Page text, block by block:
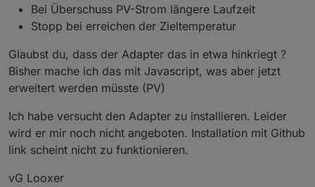
Bei Überschuss PV-Strom längere Laufzeit
Stopp bei erreichen der Zieltemperatur
Glaubst du, dass der Adapter das in etwa hinkriegt ?
Bisher mache ich das mit Javascript, was aber jetzt
erweitert werden müsste (PV)
Ich habe versucht den Adapter zu installieren. Leider
wird er mir noch nicht angeboten. Installation mit Github
link scheint nicht zu funktionieren.
vG Looxer